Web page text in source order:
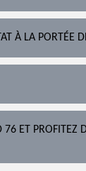
À LA PORTÉE
ET PROFITEZ